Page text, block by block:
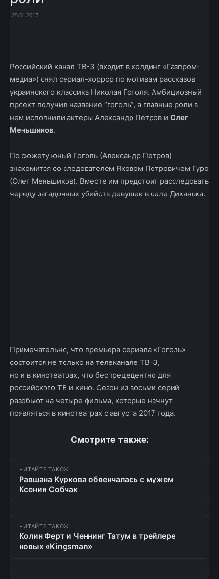
25.04.2017
Российский канал ТВ-3 (входит в холдинг «Газпром-
медиа») снял сериал-хоррор по мотивам рассказов
украинского классика Николая Гоголя. Амбициозный
проект получил название “гоголь”, а главные роли в
нем исполнили актеры Александр Петров и Олег
Меньшиков.
По сюжету юный Гоголь (Александр Петров)
знакомится со следователем Яковом Петровичем Гуро
(Олег Меньшиков). Вместе им предстоит расследовать
череду загадочных убийств девушек в селе Диканька.
Примечательно, что премьера сериала «Гоголь»
состоится не только на телеканале ТВ-3,
но и в кинотеатрах, что беспрецедентно для
российского ТВ и кино. Сезон из восьми серий
разобьют на четыре фильма, которые начнут
появляться в кинотеатрах с августа 2017 года.
Смотрите также:
ЧИТАЙТЕ ТАКОЖ
Равшана Куркова обвенчалась с мужем
Ксении Собчак
ЧИТАЙТЕ ТАКОЖ
Колин Ферт и Ченнинг Татум в трейлере
новых «Kingsman»